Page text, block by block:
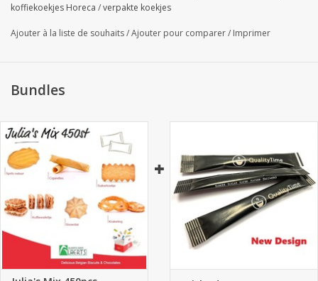
koffiekoekjes Horeca /verpakte koekjes
Ajouter à la liste de souhaits/Ajouter pour comparer/ Imprimer
Bundles